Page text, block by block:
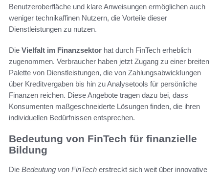
Benutzeroberfläche und klare Anweisungen ermöglichen auch
weniger technikaffinen Nutzern, die Vorteile dieser
Dienstleistungen zu nutzen.
Die Vielfalt im Finanzsektor hat durch FinTech erheblich
zugenommen. Verbraucher haben jetzt Zugang zu einer breiten
Palette von Dienstleistungen, die von Zahlungsabwicklungen
über Kreditvergaben bis hin zu Analysetools für persönliche
Finanzen reichen. Diese Angebote tragen dazu bei, dass
Konsumenten maßgeschneiderte Lösungen finden, die ihren
individuellen Bedürfnissen entsprechen.
Bedeutung von FinTech für finanzielle
Bildung
Die Bedeutung von FinTech erstreckt sich weit über innovative